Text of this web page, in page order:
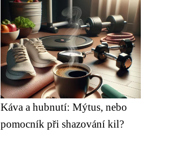
Káva a hubnutí: Mýtus, nebo
pomocník při shazování kil?